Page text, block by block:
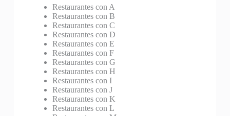
Restaurantes con A
Restaurantes con B
Restaurantes con C
Restaurantes con D
Restaurantes con E
Restaurantes con F
Restaurantes con G
Restaurantes con H
Restaurantes con I
Restaurantes con J
Restaurantes con K
Restaurantes con L